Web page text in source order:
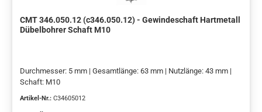
CMT 346.050.12 (c346.050.12) - Gewindeschaft Hartmetall
Dübelbohrer Schaft M10
Durchmesser: 5 mm | Gesamtlänge: 63 mm | Nutzlänge: 43 mm |
Schaft: M10
Artikel-Nr.: C34605012